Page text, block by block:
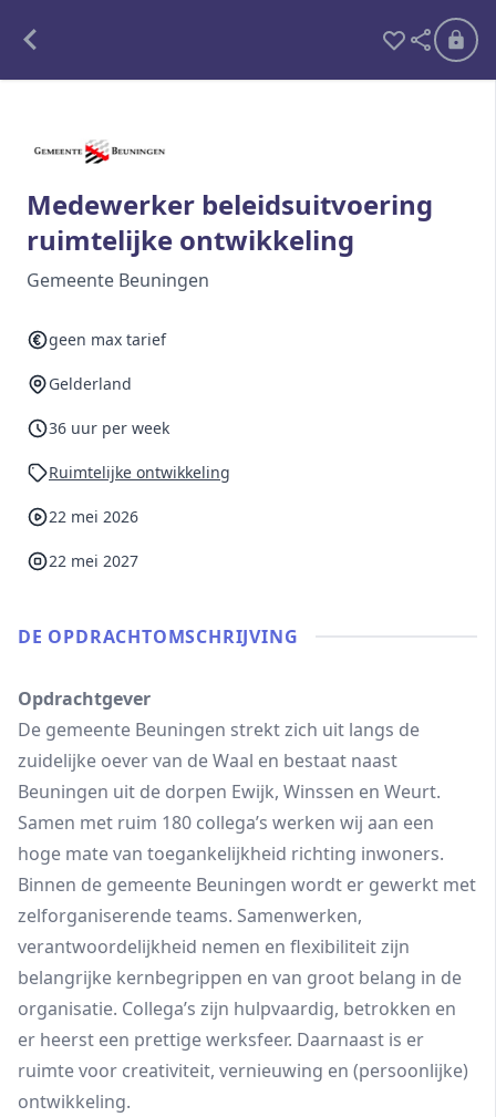
Detachering
Interim opdrachten statistiek
Medewerker beleidsuitvoering
ruimtelijke ontwikkeling
Gemeente Beuningen
geen max tarief
Gelderland
36 uur per week
Ruimtelijke ontwikkeling
22 mei 2026
22 mei 2027
DE OPDRACHT­OMSCHRIJVING
Opdrachtgever
De gemeente Beuningen strekt zich uit langs de
zuidelijke oever van de Waal en bestaat naast
Beuningen uit de dorpen Ewijk, Winssen en Weurt.
Samen met ruim 180 collega’s werken wij aan een
hoge mate van toegankelijkheid richting inwoners.
Binnen de gemeente Beuningen wordt er gewerkt met
zelforganiserende teams. Samenwerken,
verantwoordelijkheid nemen en flexibiliteit zijn
belangrijke kernbegrippen en van groot belang in de
organisatie. Collega’s zijn hulpvaardig, betrokken en
er heerst een prettige werksfeer. Daarnaast is er
ruimte voor creativiteit, vernieuwing en (persoonlijke)
ontwikkeling.